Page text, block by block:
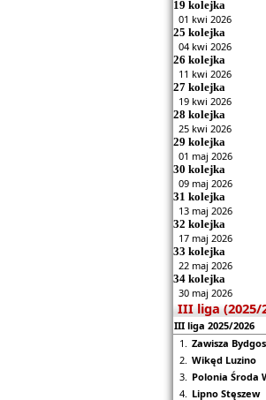
19 kolejka
01 kwi 2026
25 kolejka
04 kwi 2026
26 kolejka
11 kwi 2026
27 kolejka
19 kwi 2026
28 kolejka
25 kwi 2026
29 kolejka
01 maj 2026
30 kolejka
09 maj 2026
31 kolejka
13 maj 2026
32 kolejka
17 maj 2026
33 kolejka
22 maj 2026
34 kolejka
30 maj 2026
III liga (2025/
III liga 2025/2026
1. Zawisza
2. Wikęd Luzino
3. Polonia Środa
4. Lipno Stęszew